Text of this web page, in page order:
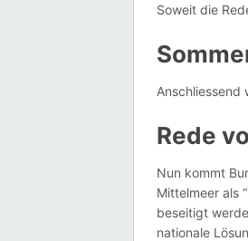
Soweit die
Anschliessend
Rede
Nun kommt
Mittelmeer als
beseitigt
nationale